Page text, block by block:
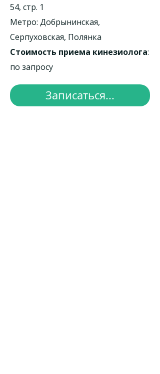
54, стр. 1
Метро: Добрынинская,
Серпуховская, Полянка
Стоимость приема кинезиолога:
по запросу
Записаться...